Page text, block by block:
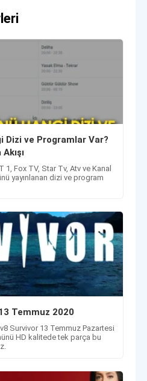
Dizi ve Programlar Var?
1, Fox TV, Star Tv, Atv ve Kanal
yayınlanan dizi ve program
Temmuz 2020
Survivor 13 Temmuz Pazartesi
HD kalitede tek parça bu